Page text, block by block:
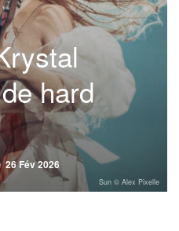
hard
26 Fév 2026
Sun © Alex Pixelle